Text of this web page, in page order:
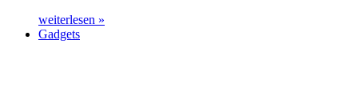
weiterlesen »
Gadgets